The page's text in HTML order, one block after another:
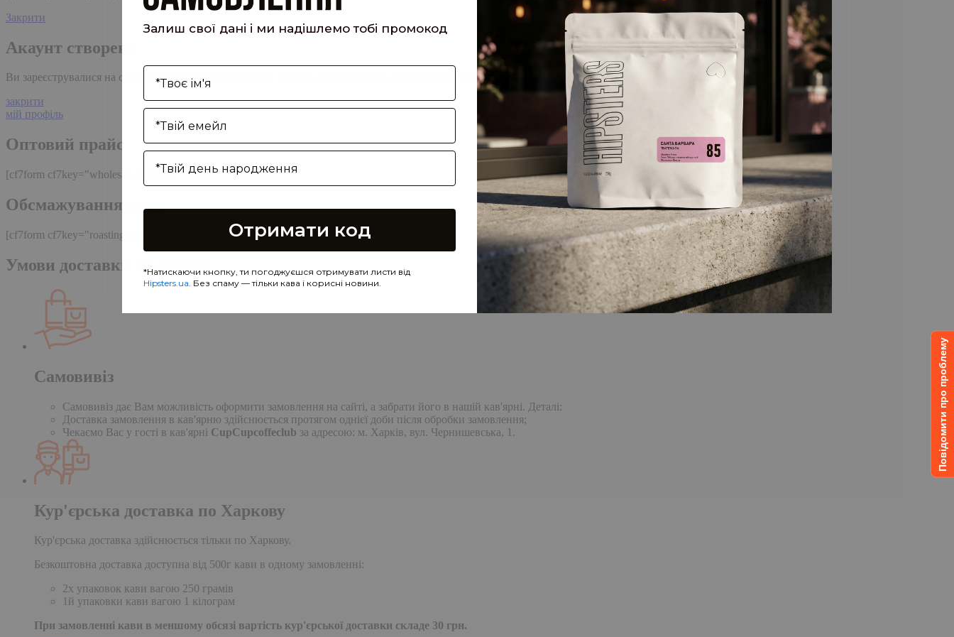
Повідомити про проблему
Закрити
Акаунт створено
Ви зареєструвалися на сайті Hipster.coffee
roasters і вже можете користуватися особистим кабінетом, щоб отримувати знижки та відстежувати історію замовлень!
закрити
мій профіль
Оптовий прайс
[cf7form cf7key="wholesale-popup"]
Обсмажування кави
[cf7form cf7key="roasting-popup"]
Умови доставки та оплати
Самовивіз
Самовивіз дає Вам можливість оформити замовлення на сайті, а забрати його в нашій кав'ярні. Деталі:
Доставка замовлення в кав'ярню здійснюється протягом однієї доби після обробки замовлення;
Чекаємо Вас у гості в кав'ярні CupCupcoffeclub за адресою: м. Харків, вул. Чернишевська, 1.
Кур'єрська доставка по Харкову
Кур'єрська доставка здійснюється тільки по Харкову.
Безкоштовна доставка доступна від 500г кави в одному замовленні:
2х упаковок кави вагою 250 грамів
1й упаковки кави вагою 1 кілограм
При замовленні кави в меншому обсязі вартість кур'єрської доставки складе 30 грн.
Залиш свої дані і ми надішлемо тобі промокод
І'мя
Enter your email address
Birthday
Отримати код
*Натискаючи кнопку, ти погоджуєшся отримувати листи від
Hipsters.ua. Без спаму — тільки кава і корисні новини.